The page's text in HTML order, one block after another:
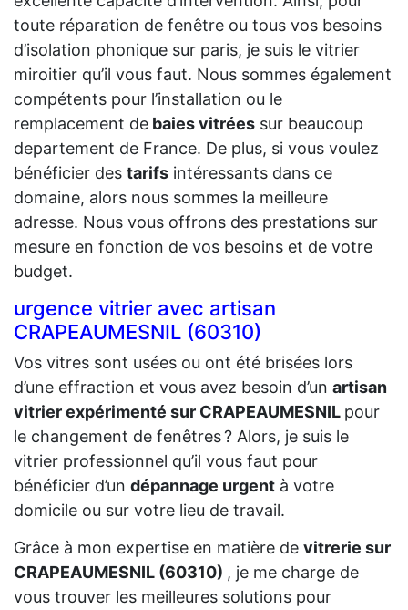
toute réparation de fenêtre ou tous vos besoins
d’isolation phonique sur paris, je suis le vitrier
miroitier qu’il vous faut. Nous sommes également
compétents pour l’installation ou le
remplacement de baies vitrées sur beaucoup
departement de France. De plus, si vous voulez
bénéficier des tarifs intéressants dans ce
domaine, alors nous sommes la meilleure
adresse. Nous vous offrons des prestations sur
mesure en fonction de vos besoins et de votre
budget.
urgence vitrier avec artisan
CRAPEAUMESNIL (60310)
Vos vitres sont usées ou ont été brisées lors
d’une effraction et vous avez besoin d’un artisan
vitrier expérimenté sur CRAPEAUMESNIL pour
le changement de fenêtres ? Alors, je suis le
vitrier professionnel qu’il vous faut pour
bénéficier d’un dépannage urgent à votre
domicile ou sur votre lieu de travail.
Grâce à mon expertise en matière de vitrerie sur
CRAPEAUMESNIL (60310) , je me charge de
vous trouver les meilleures solutions pour